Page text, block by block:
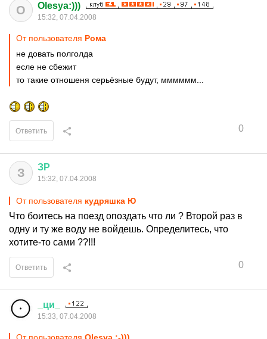
O Olesya:)))
15:32, 07.04.2008
От пользователя Рома
не довать полголда
есле не сбежит
то такие отношеня серьёзные будут, мммммм...
0
Ответить
З ЗР
15:32, 07.04.2008
От пользователя кудряшка Ю
Что боитесь на поезд опоздать что ли ? Второй раз в
одну и ту же воду не войдешь. Определитесь, что
хотите-то сами ??!!!
0
Ответить
ци
15:33, 07.04.2008